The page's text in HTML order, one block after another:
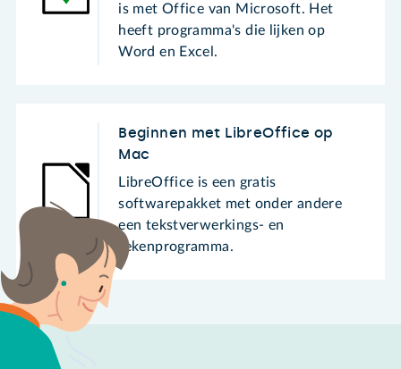
is met Office van Microsoft. Het
heeft programma's die lijken op
Word en Excel.
Beginnen met LibreOffice op
Mac
LibreOffice is een gratis
softwarepakket met onder andere
een tekstverwerkings- en
rekenprogramma.